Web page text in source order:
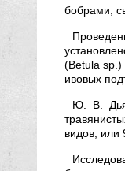
бобрами,
(Betula sp.)
ивовых
Ю. В.
видов, или